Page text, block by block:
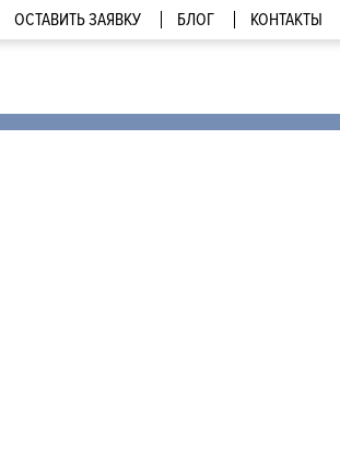
ОСТАВИТЬ ЗАЯВКУ БЛОГ КОНТАКТЫ